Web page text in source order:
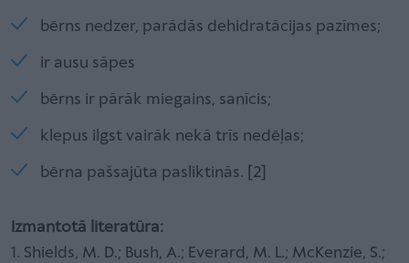
bērns nedzer, parādās dehidratācijas pazīmes;
ir ausu sāpes
bērns ir pārāk miegains, sanīcis;
klepus ilgst vairāk nekā trīs nedēļas;
bērna pašsajūta pasliktinās. [2]
Izmantotā literatūra:
1. Shields, M. D.; Bush, A.; Everard, M. L.; McKenzie, S.;